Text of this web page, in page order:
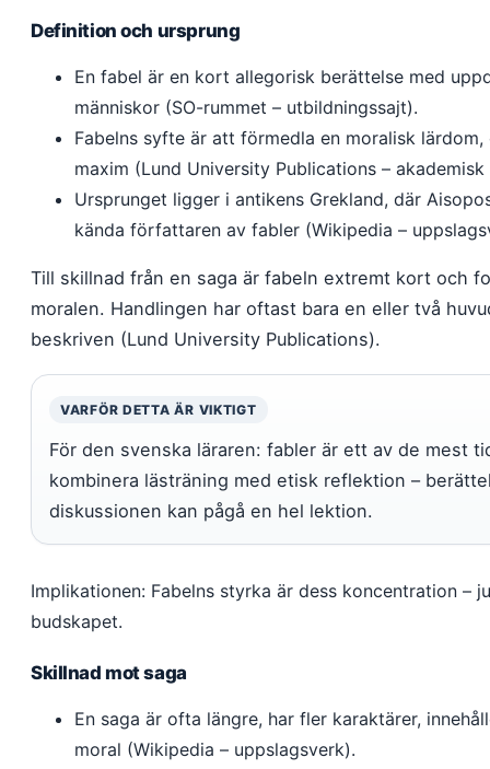
Definition och ursprung
En fabel är en kort allegorisk berättelse med
människor (SO-rummet – utbildningssajt).
Fabelns syfte är att förmedla en moralisk
maxim (Lund University Publications –
Ursprunget ligger i antikens Grekland, där
kända författaren av fabler (Wikipedia –
Till skillnad från en saga är fabeln extremt kort och
moralen. Handlingen har oftast bara en eller två
beskriven (Lund University Publications).
VARFÖR DETTA ÄR VIKTIGT
För den svenska läraren: fabler är ett av de mest
kombinera lästräning med etisk reflektion –
diskussionen kan pågå en hel lektion.
Implikationen: Fabelns styrka är dess koncentration –
budskapet.
Skillnad mot saga
En saga är ofta längre, har fler karaktärer,
moral (Wikipedia – uppslagsverk).